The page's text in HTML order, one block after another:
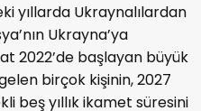
yıllarda Ukraynalılardan
Ukrayna’ya
2022’de başlayan büyük
birçok kişinin, 2027
beş yıllık ikamet süresini